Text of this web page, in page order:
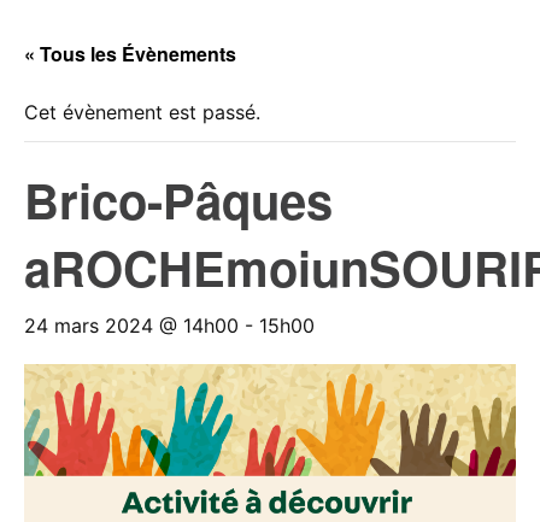
« Tous les Évènements
Cet évènement est passé.
Brico-Pâques
24 mars 2024 @ 14h00 - 15h00